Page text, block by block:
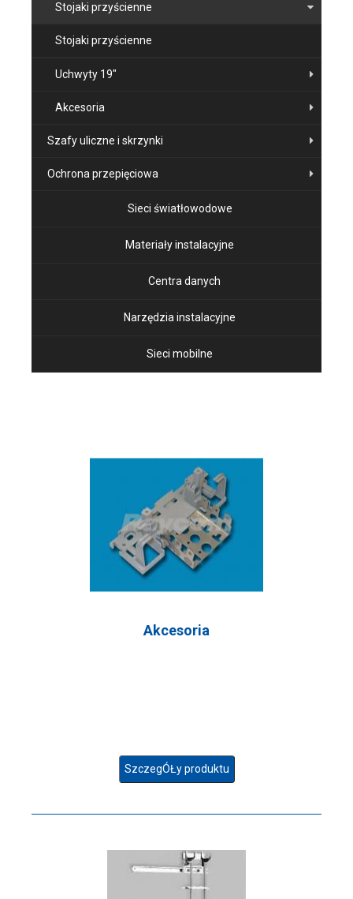
Stojaki przyścienne
Stojaki przyścienne
Uchwyty 19"
Akcesoria
Szafy uliczne i skrzynki
Ochrona przepięciowa
Sieci światłowodowe
Materiały instalacyjne
Centra danych
Narzędzia instalacyjne
Sieci mobilne
Akcesoria
SzczegÓŁy produktu